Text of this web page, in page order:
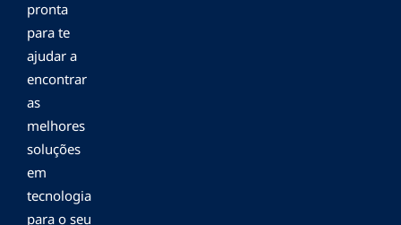
pronta
para te
ajudar a
encontrar
as
melhores
soluções
em
tecnologia
para o seu